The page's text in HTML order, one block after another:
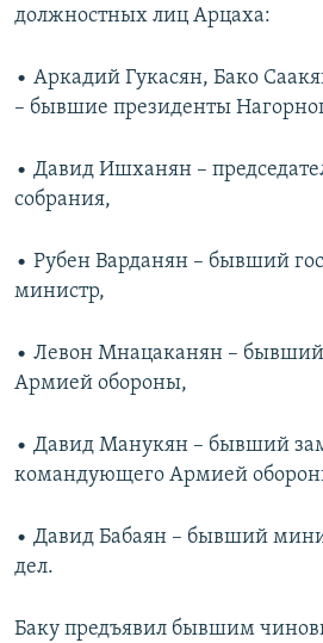
должностных лиц Арцаха:
• Аркадий Гукасян, Бако
– бывшие президенты
• Давид Ишханян –
собрания,
• Рубен Варданян – бывший
министр,
• Левон Мнацаканян –
Армией обороны,
• Давид Манукян – бывший
командующего Армией
• Давид Бабаян – бывший
дел.
Баку предъявил бывшим